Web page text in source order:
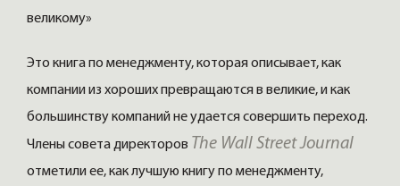
великому»
Это книга по менеджменту, которая описывает, как
компании из хороших превращаются в великие, и как
большинству компаний не удается совершить переход.
Члены совета директоров The Wall Street Journal
отметили ее, как лучшую книгу по менеджменту,